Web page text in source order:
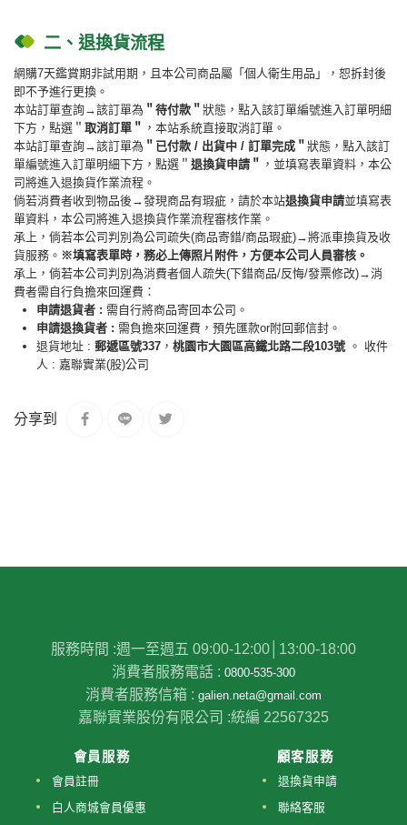
二、退換貨流程
網購7天鑑賞期非試用期，且本公司商品屬「個人衛生用品」，恕拆封後
即不予進行更換。
本站訂單查詢→該訂單為 ＂待付款＂ 狀態，點入該訂單編號進入訂單明細
下方，點選＂ 取消訂單＂ ，本站系統直接取消訂單。
本站訂單查詢→該訂單為 ＂已付款 / 出貨中 / 訂單完成＂ 狀態，點入該訂
單編號進入訂單明細下方，點選＂ 退換貨申請＂ ，並填寫表單資料，本公
司將進入退換貨作業流程。
倘若消費者收到物品後→發現商品有瑕疵，請於本站退換貨申請並填寫表
單資料，本公司將進入退換貨作業流程審核作業。
承上，倘若本公司判別為公司疏失(商品寄錯/商品瑕疵)→將派車換貨及收
貨服務。 ※填寫表單時，務必上傳照片附件，方便本公司人員審核。
承上，倘若本公司判別為消費者個人疏失(下錯商品/反悔/發票修改)→消
費者需自行負擔來回運費：
申請退貨者 : 需自行將商品寄回本公司。
申請退換貨者 : 需負擔來回運費，預先匯款or附回郵信封。
退貨地址 : 郵遞區號337 ， 桃園市大園區高鐵北路二段103號 。 收件
人 : 嘉聯實業(股)公司
分享到
服務時間 :週一至週五 09:00-12:00│13:00-18:00
消費者服務電話 : 0800-535-300
消費者服務信箱 : galien.neta@gmail.com
嘉聯實業股份有限公司 :統編 22567325
會員服務
會員註冊
白人商城會員優惠
顧客服務
退換貨申請
聯絡客服